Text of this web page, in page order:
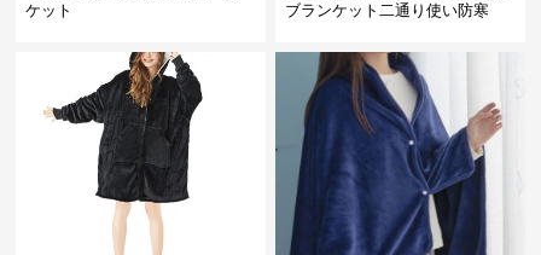
ケット
ブランケット二通り使い防寒